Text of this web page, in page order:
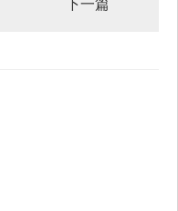
下一篇